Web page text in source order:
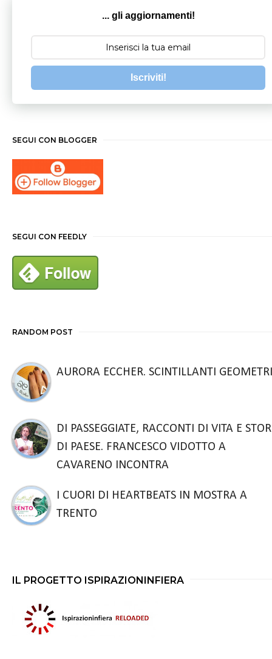
... gli aggiornamenti!
Iscriviti!
SEGUI CON BLOGGER
SEGUI CON FEEDLY
RANDOM POST
AURORA ECCHER. SCINTILLANTI
DI PASSEGGIATE, RACCONTI DI VITA E
DI PAESE. FRANCESCO VIDOTTO A
CAVARENO INCONTRA
I CUORI DI HEARTBEATS IN MOSTRA A
TRENTO
IL PROGETTO ISPIRAZIONINFIERA